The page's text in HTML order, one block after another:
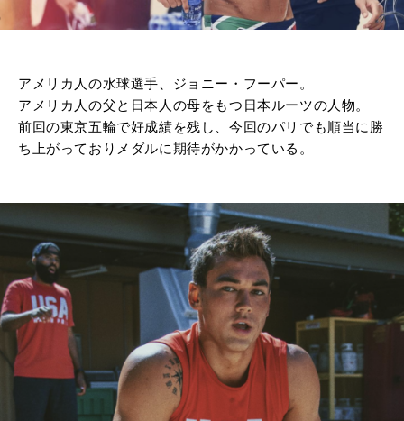
アメリカ人の水球選手、ジョニー・フーパー。
アメリカ人の父と日本人の母をもつ日本ルーツの人物。
前回の東京五輪で好成績を残し、今回のパリでも順当に勝
ち上がっておりメダルに期待がかかっている。